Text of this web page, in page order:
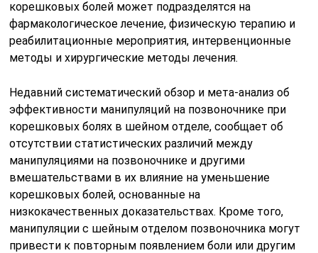
корешковых болей может подразделятся на
фармакологическое лечение, физическую терапию и
реабилитационные мероприятия, интервенционные
методы и хирургические методы лечения.
Недавний систематический обзор и мета-анализ об
эффективности манипуляций на позвоночнике при
корешковых болях в шейном отделе, сообщает об
отсутствии статистических различий между
манипуляциями на позвоночнике и другими
вмешательствами в их влияние на уменьшение
корешковых болей, основанные на
низкокачественных доказательствах. Кроме того,
манипуляции с шейным отделом позвоночника могут
привести к повторным появлением боли или другим